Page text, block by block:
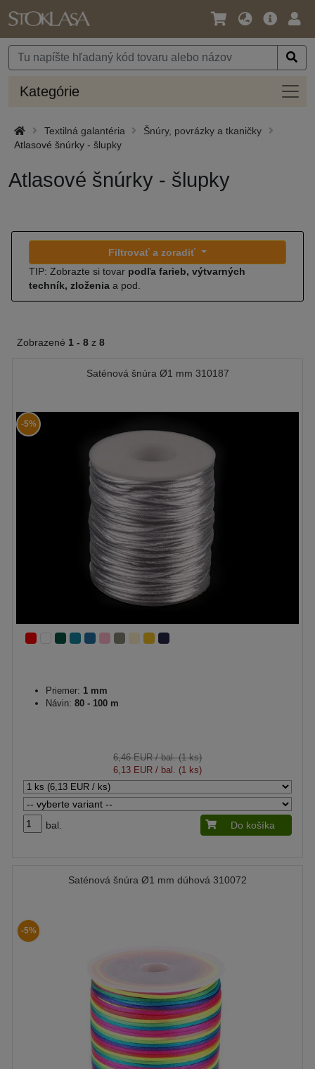
Jazyk
Mena
Hlavná
Kategórie
Textilná galantéria
Šnúry, povrázky a tkaničky
Atlasové šnúrky - šlupky
Atlasové šnúrky - šlupky
Filtrovať a zoradiť
TIP: Zobrazte si tovar podľa farieb, výtvarných
techník, zloženia a pod.
Zobrazené 1 - 8 z 8
Saténová šnúra Ø1 mm 310187
-5%
Priemer: 1 mm
Návin: 80 - 100 m
6,46 EUR/ bal. (1 ks)
6,13 EUR / bal. (1 ks)
bal. Do košíka
Saténová šnúra Ø1 mm dúhová 310072
-5%